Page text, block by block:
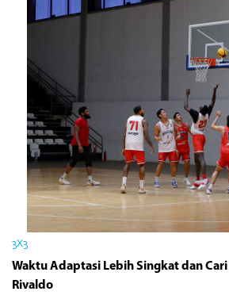
3X3
Waktu Adaptasi Lebih Singkat dan
Rivaldo